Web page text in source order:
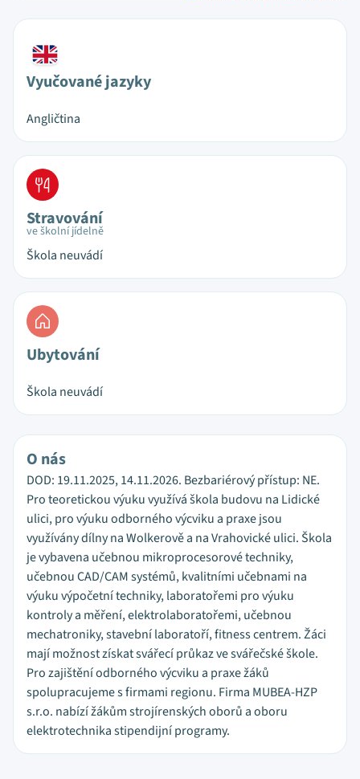
Vyučované jazyky
Angličtina
Stravování
ve školní jídelně
Škola neuvádí
Ubytování
Škola neuvádí
O nás
DOD: 19.11.2025, 14.11.2026. Bezbariérový přístup: NE.
Pro teoretickou výuku využívá škola budovu na Lidické
ulici, pro výuku odborného výcviku a praxe jsou
využívány dílny na Wolkerově a na Vrahovické ulici. Škola
je vybavena učebnou mikroprocesorové techniky,
učebnou CAD/CAM systémů, kvalitními učebnami na
výuku výpočetní techniky, laboratořemi pro výuku
kontroly a měření, elektrolaboratořemi, učebnou
mechatroniky, stavební laboratoří, fitness centrem. Žáci
mají možnost získat svářecí průkaz ve svářečské škole.
Pro zajištění odborného výcviku a praxe žáků
spolupracujeme s firmami regionu. Firma MUBEA-HZP
s.r.o. nabízí žákům strojírenských oborů a oboru
elektrotechnika stipendijní programy.